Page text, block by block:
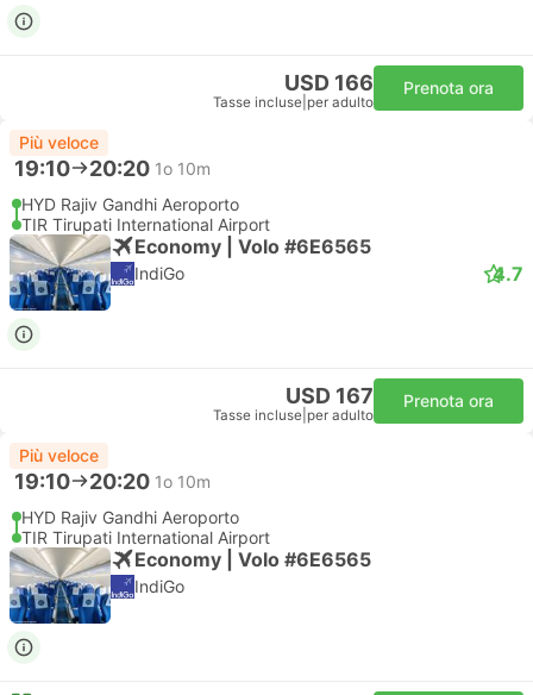
USD 166
Tasse incluse per adulto
Prenota ora
Più veloce
19:10 20:20 1o 10m
HYD Rajiv Gandhi Aeroporto
TIR Tirupati International Airport
Economy | Volo #6E6565
IndiGo 4.7
USD 167
Tasse incluse per adulto
Prenota ora
Più veloce
19:10 20:20 1o 10m
HYD Rajiv Gandhi Aeroporto
TIR Tirupati International Airport
Economy | Volo #6E6565
IndiGo